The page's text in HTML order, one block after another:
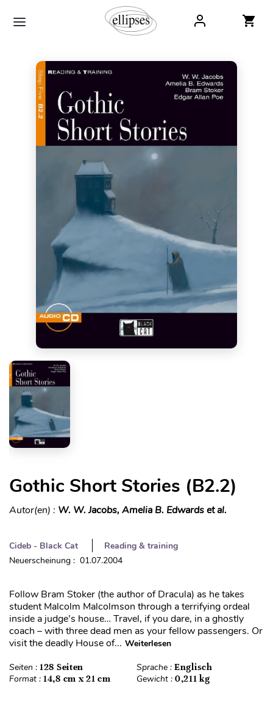
Gothic Short Stories (B2.2)
Autor(en) : W. W. Jacobs, Amelia B. Edwards et al.
Cideb - Black Cat
Reading & training
Neuerscheinung : 01.07.2004
Follow Bram Stoker (the author of Dracula) as he takes
student Malcolm Malcolmson through a terrifying ordeal
inside a judge’s house… Travel, if you dare, in a ghostly
coach – with three dead men as your fellow passengers. Or
visit the deadly House of... Weiterlesen
Seiten : 128 Seiten Sprache : Englisch
Format : 14,8 cm x 21 cm Gewicht : 0,211 kg